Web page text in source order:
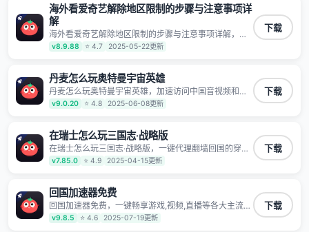
据不泄露 阻止第三方对数据进行窃取和监听
海外看爱奇艺解除地区限制的步骤与注意事项详
解
海外看爱奇艺解除地区限制的步骤与注意事项详解，助
力海外华人高速访问国内网络，快速开启国内各直播平
台,解决国内视频、音乐卡顿问题；更能加速海量国服游
v8.9.88 ⭐ 4.7 2025-05-22更新
下载
丹麦怎么玩奥特曼宇宙英雄
丹麦怎么玩奥特曼宇宙英雄，加速访问中国音视频和网
站，专业回国加速器，帮你加速访问优酷、bilibili、腾讯
视频、爱奇艺等，加速国服游戏，例如原神、阴阳师、
示录、明日方舟、战双帕弥什、sky光·遇、另一个伊甸
园等国内各种服务,回国加速器致力于帮助海外华人和留
学生、港澳台地区用户提供最好的回国游戏和音乐视频
加速服务，可以在海外或港澳台地区流畅加速国服游戏
速专线。能加速访问优酷、爱奇艺、腾讯视频、B站、芒
果TV、西瓜视频、QQ音乐、网易云音乐、酷狗音乐、
YY等主流网站应用解除限制，带你穿梭加速回国。目前
已有上百万用户，用户整体好评95%以上，一对一在线
客服支持，保障你的使用体验。
v9.0.20 ⭐ 4.8 2025-06-08更新
下载
在瑞士怎么玩三国志·战略版
在瑞士怎么玩三国志·战略版，一键代理翻墙回国的穿梭
VPN，帮助海外华人留学生及港澳台地区用户破除地区
版权限制问题，一键降低游戏延迟，加速访问中国网
v7.85.0 ⭐ 4.9 2025-04-15更新
下载
回国加速器免费
回国加速器免费，一键畅享游戏,视频,直播等各大主流
App应用,视频加载极速不卡顿。人在海外听歌,玩国服游
戏 简单易用。
v9.8.5 ⭐ 4.6 2025-07-19更新
下载